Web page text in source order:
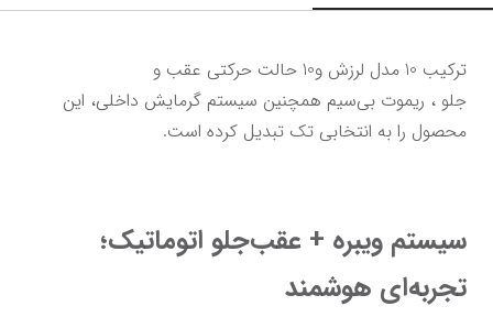
محصول را به انتخابی تک تبدیل کرده است.
تجربه‌ای هوشمند